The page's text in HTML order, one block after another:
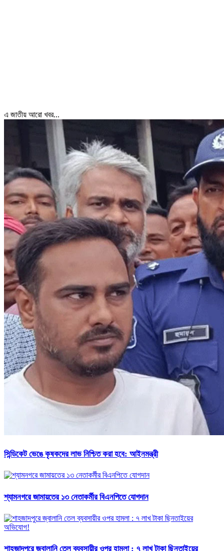
এ জাতীয় আরো খবর...
সিন্ডিকেট ভেঙে কৃষকদের লাভ নিশ্চিত করা হবে: আইনমন্ত্রী
শ্যামনগরে জামায়তের ১৩ নেতাকর্মীর বিএনপিতে যোগদান
শাহজাদপুরে জ্বালানি তেল ব্যবসায়ীর ওপর হামলা : ৭ লাখ টাকা ছিনতাইয়ের